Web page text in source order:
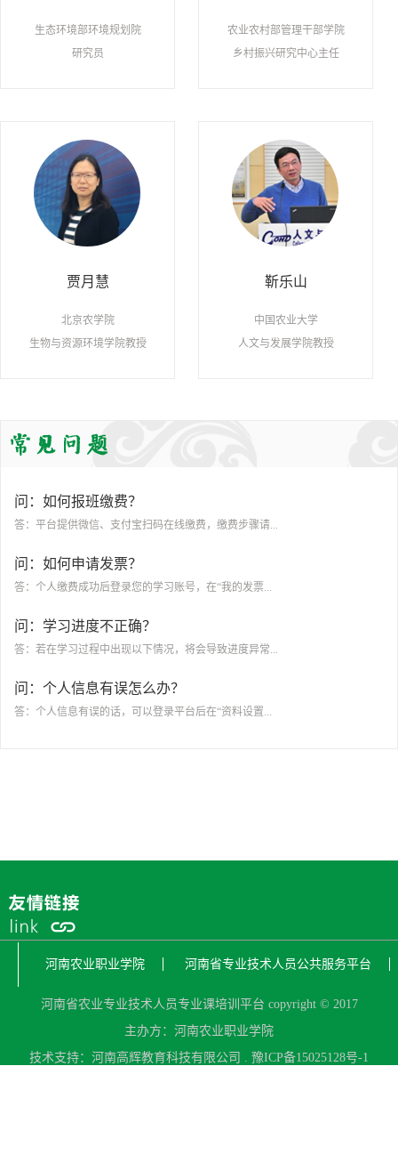
生态环境部环境规划院
研究员
农业农村部管理干部学院
乡村振兴研究中心主任
贾月慧
北京农学院
生物与资源环境学院教授
靳乐山
中国农业大学
人文与发展学院教授
问：如何报班缴费？
答：平台提供微信、支付宝扫码在线缴费，缴费步骤请...
问：如何申请发票？
答：个人缴费成功后登录您的学习账号，在“我的发票...
问：学习进度不正确？
答：若在学习过程中出现以下情况，将会导致进度异常...
问：个人信息有误怎么办？
答：个人信息有误的话，可以登录平台后在“资料设置...
河南农业职业学院 河南省专业技术人员公共服务平台
河南省农业专业技术人员专业课培训平台 copyright © 2017
主办方：河南农业职业学院
技术支持：河南高辉教育科技有限公司 . 豫ICP备15025128号-1